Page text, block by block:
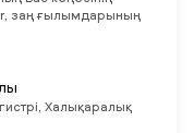
заң ғылымдарының
Халықаралық